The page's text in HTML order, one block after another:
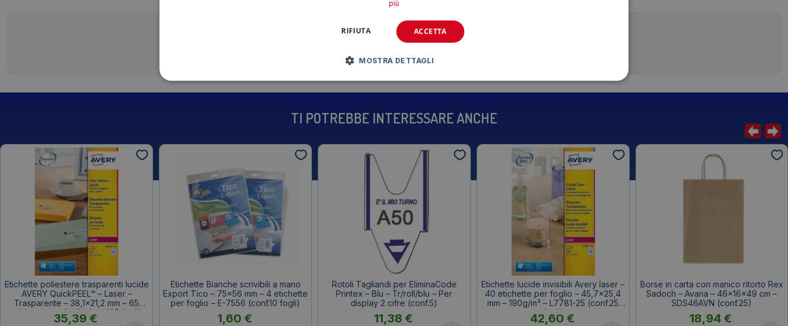
Siamo presenti su
TI POTREBBE INTERESSARE ANCHE
Etichette poliestere trasparenti lucide
AVERY QuickPEEL™ – Laser –
Trasparente – 38,1×21,2 mm – 65
etichette per foglio (conf.25 fogli)
35,39€
Etichette Bianche scrivibili a mano
Export Tico – 75×56 mm – 4 etichette
per foglio – E-7556 (conf.10 fogli)
1,60 €
Rotoli Tagliandi per EliminaCode
Printex – Blu – Tr/roll/blu – Per
display 2 cifre (conf.5)
11,38 €
Etichette lucide invisibili Avery laser –
40 etichette per foglio – 45,7×25,4
mm – 190g/m² – L7781-25 (conf.25
fogli)
42,60 €
Borse in carta con manico ritorto Rex
Sadoch – Avana – 46x16x49 cm –
SDS46AVN (conf.25)
18,94€
più
ACCETTA
RIFIUTA
MOSTRA DETTAGLI